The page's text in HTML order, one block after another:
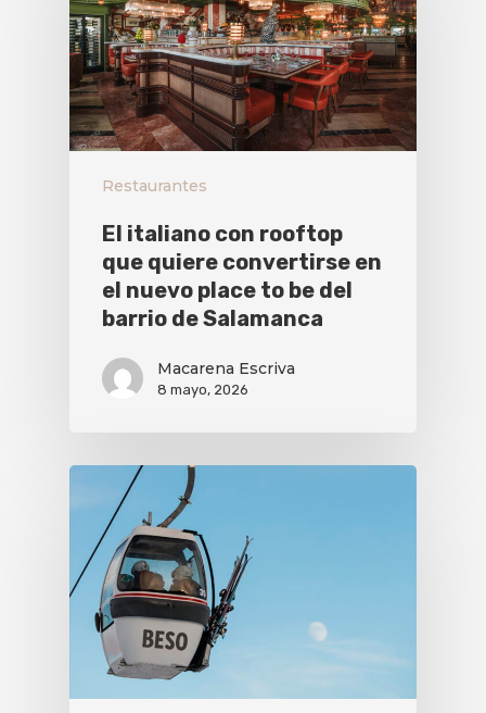
Restaurantes
El italiano con rooftop
que quiere convertirse en
el nuevo place to be del
barrio de Salamanca
Macarena Escriva
8 mayo, 2026